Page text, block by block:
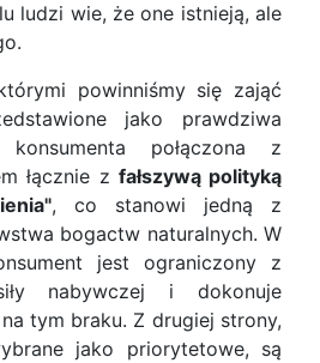
ludzi wie, że one istnieją, ale
powinniśmy się zająć
jako prawdziwa
połączona z
łącznie z fałszywą polityką
, co stanowi jedną z
bogactw naturalnych. W
jest ograniczony z
nabywczej i dokonuje
tym braku. Z drugiej strony,
jako priorytetowe, są